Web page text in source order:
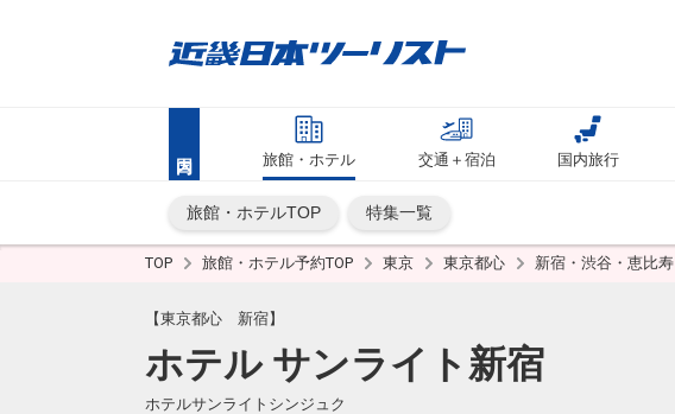
旅館・ホテル 交通＋宿泊 国内旅行
旅館・ホテルTOP 特集一覧
TOP 旅館・ホテル予約TOP 東京 東京都心 新宿・渋谷・恵比寿
【東京都心 新宿】
ホテル サンライト新宿
ホテルサンライトシンジュク